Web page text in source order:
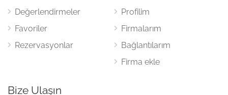
Değerlendirmeler
Favoriler
Rezervasyonlar
Profilim
Firmalarım
Bağlantılarım
Firma ekle
Bize Ulaşın